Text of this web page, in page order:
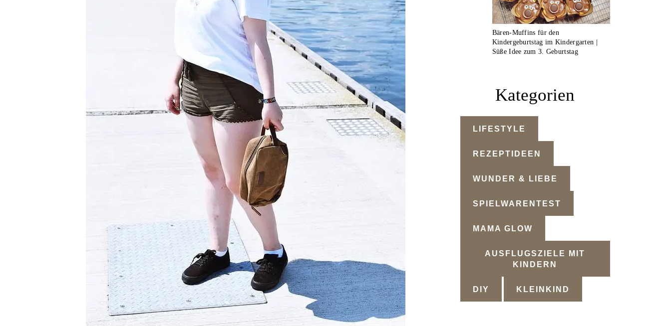
Bären-Muffins für den
Kindergeburtstag im Kindergarten |
Süße Idee zum 3. Geburtstag
Kategorien
LIFESTYLE
REZEPTIDEEN
WUNDER & LIEBE
SPIELWARENTEST
MAMA GLOW
AUSFLUGSZIELE MIT
KINDERN
DIY KLEINKIND